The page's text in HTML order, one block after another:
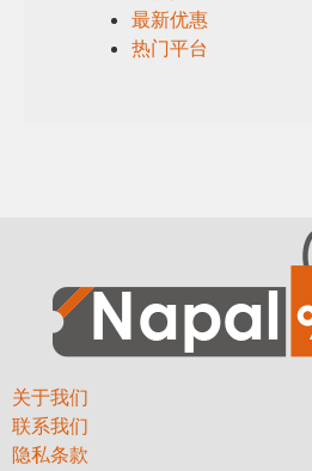
最新优惠
热门平台
关于我们
联系我们
隐私条款